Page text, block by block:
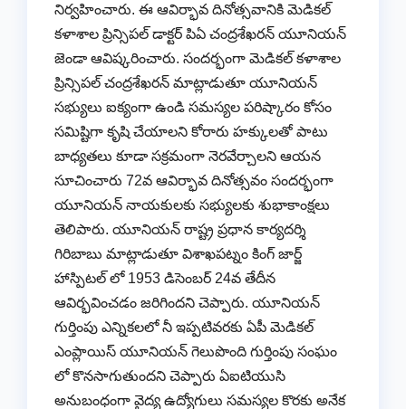
నిర్వహించారు. ఈ ఆవిర్భావ దినోత్సవానికి మెడికల్
కళాశాల ప్రిన్సిపల్ డాక్టర్ పిఏ చంద్రశేఖరన్ యూనియన్
జెండా ఆవిష్కరించారు. సందర్భంగా మెడికల్ కళాశాల
ప్రిన్సిపల్ చంద్రశేఖరన్ మాట్లాడుతూ యూనియన్
సభ్యులు ఐక్యంగా ఉండి సమస్యల పరిష్కారం కోసం
సమిష్టిగా కృషి చేయాలని కోరారు హక్కులతో పాటు
బాధ్యతలు కూడా సక్రమంగా నెరవేర్చాలని ఆయన
సూచించారు 72వ ఆవిర్భావ దినోత్సవం సందర్భంగా
యూనియన్ నాయకులకు సభ్యులకు శుభాకాంక్షలు
తెలిపారు. యూనియన్ రాష్ట్ర ప్రధాన కార్యదర్శి
గిరిబాబు మాట్లాడుతూ విశాఖపట్నం కింగ్ జార్జ్
హాస్పిటల్ లో 1953 డిసెంబర్ 24వ తేదీన
ఆవిర్భవించడం జరిగిందని చెప్పారు. యూనియన్
గుర్తింపు ఎన్నికలలో నీ ఇప్పటివరకు ఏపీ మెడికల్
ఎంప్లాయిస్ యూనియన్ గెలుపొంది గుర్తింపు సంఘం
లో కొనసాగుతుందని చెప్పారు ఏఐటియుసి
అనుబంధంగా వైద్య ఉద్యోగులు సమస్యల కొరకు అనేక